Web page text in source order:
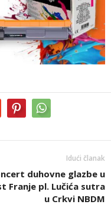
Idući članak
duhovne glazbe u
Franje pl. Lučića sutra
u Crkvi NBDM